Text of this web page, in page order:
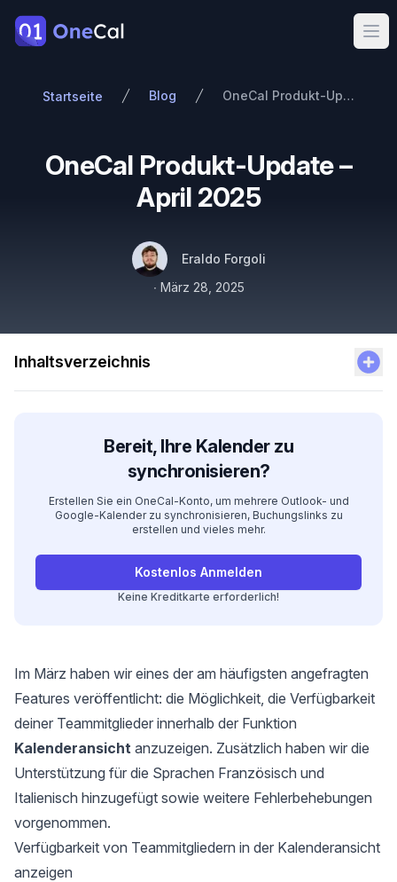
OneCal
Startseite Blog OneCal Produkt-Update – April 2025
OneCal Produkt-Update –
April 2025
Autoren
Name
Twitter
Eraldo Forgoli
Veröffentlicht am
∙ März 28, 2025
Inhaltsverzeichnis
Bereit, Ihre Kalender zu
synchronisieren?
Erstellen Sie ein OneCal-Konto, um mehrere Outlook- und
Google-Kalender zu synchronisieren, Buchungslinks zu
erstellen und vieles mehr.
Kostenlos Anmelden
Keine Kreditkarte erforderlich!
Im März haben wir eines der am häufigsten angefragten
Features veröffentlicht: die Möglichkeit, die Verfügbarkeit
deiner Teammitglieder innerhalb der Funktion
Kalenderansicht anzuzeigen. Zusätzlich haben wir die
Unterstützung für die Sprachen Französisch und
Italienisch hinzugefügt sowie weitere Fehlerbehebungen
vorgenommen.
Verfügbarkeit von Teammitgliedern in der Kalenderansicht
anzeigen